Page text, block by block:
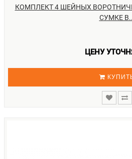
КОМПЛЕКТ 4 ШЕЙНЫХ
СУМКЕ
ЦЕНУ